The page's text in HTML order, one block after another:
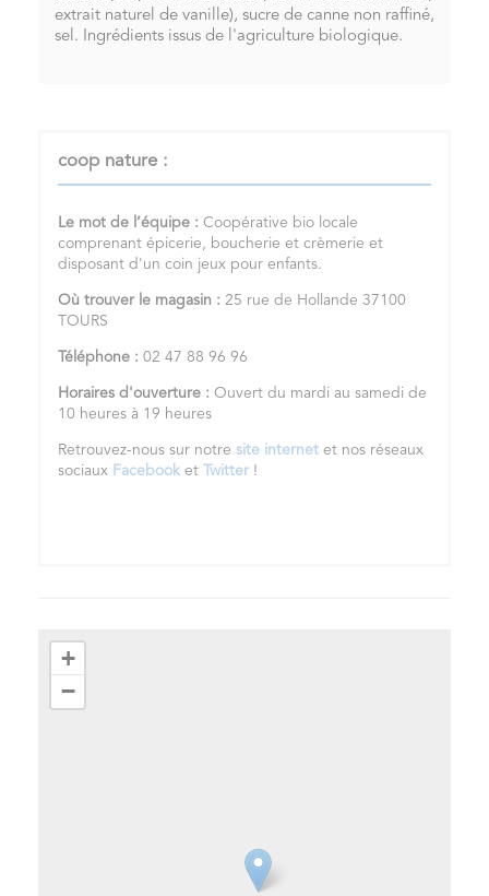
extrait naturel de vanille), sucre de canne non raffiné,
sel. Ingrédients issus de l'agriculture biologique.
coop nature :
Le mot de l’équipe : Coopérative bio locale
comprenant épicerie, boucherie et crèmerie et
disposant d'un coin jeux pour enfants.
Où trouver le magasin : 25 rue de Hollande 37100
TOURS
Téléphone : 02 47 88 96 96
Horaires d'ouverture : Ouvert du mardi au samedi de
10 heures à 19 heures
Retrouvez-nous sur notre site internet et nos réseaux
sociaux Facebook et Twitter !
+
−